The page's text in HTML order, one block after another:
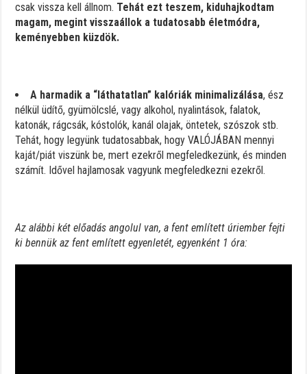
csak vissza kell állnom. Tehát ezt teszem, kiduhajkodtam
magam, megint visszaállok a tudatosabb életmódra,
keményebben küzdök.
A harmadik a “láthatatlan” kalóriák minimalizálása, ész
nélkül üdítő, gyümölcslé, vagy alkohol, nyalintások, falatok,
katonák, rágcsák, kóstolók, kanál olajak, öntetek, szószok stb.
Tehát, hogy legyünk tudatosabbak, hogy VALÓJÁBAN mennyi
kaját/piát viszünk be, mert ezekről megfeledkezünk, és minden
számít. Idővel hajlamosak vagyunk megfeledkezni ezekről.
Az alábbi két előadás angolul van, a fent említett úriember fejti
ki bennük az fent említett egyenletét, egyenként 1 óra: